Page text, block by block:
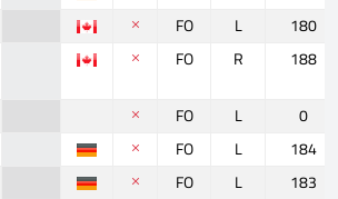
FO L
180
FO R
188
FO L
0
FO L
184
FO L
183